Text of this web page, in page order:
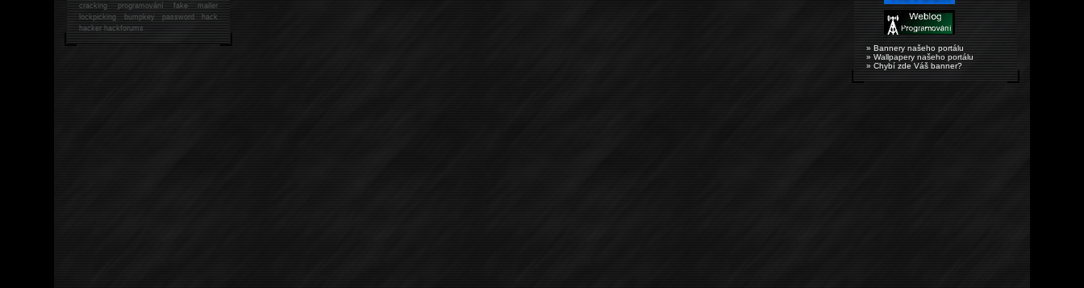
cracking programování fake mailer
lockpicking bumpkey password hack
hackerhackforums
» Bannery našeho portálu
» Wallpapery našeho portálu
» Chybí zde Váš banner?